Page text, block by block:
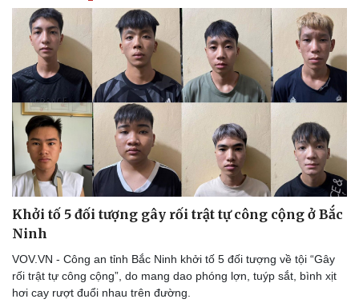
Bóng đá
Lịch thi đấu bóng đá
Thế giới thể thao
Ô tô
Xe máy
Khởi tố 5 đối tượng gây rối trật tự công cộng ở Bắc
Ninh
VOV.VN - Công an tỉnh Bắc Ninh khởi tố 5 đối tượng về tội “Gây
rối trật tự công cộng”, do mang dao phóng lợn, tuýp sắt, bình xịt
hơi cay rượt đuổi nhau trên đường.